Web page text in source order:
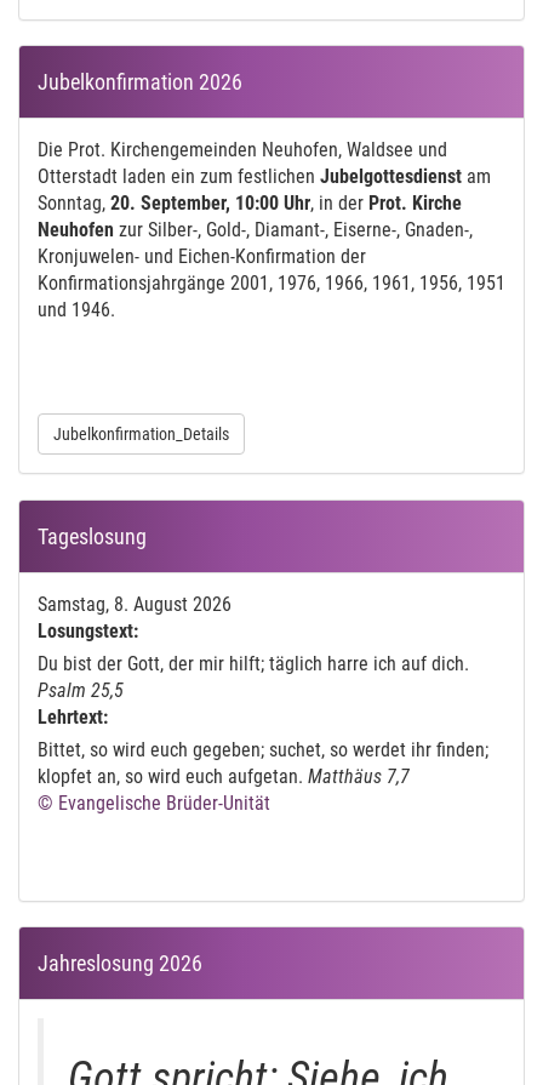
Jubelkonfirmation 2026
Die Prot. Kirchengemeinden Neuhofen, Waldsee und
Otterstadt laden ein zum festlichen Jubelgottesdienst am
Sonntag, 20. September, 10:00 Uhr, in der Prot. Kirche
Neuhofen zur Silber-, Gold-, Diamant-, Eiserne-, Gnaden-,
Kronjuwelen- und Eichen-Konfirmation der
Konfirmationsjahrgänge 2001, 1976, 1966, 1961, 1956, 1951
und 1946.
Jubelkonfirmation_Details
Tageslosung
Samstag, 8. August 2026
Losungstext:
Du bist der Gott, der mir hilft; täglich harre ich auf dich.
Psalm 25,5
Lehrtext:
Bittet, so wird euch gegeben; suchet, so werdet ihr finden;
klopfet an, so wird euch aufgetan. Matthäus 7,7
© Evangelische Brüder-Unität
Jahreslosung 2026